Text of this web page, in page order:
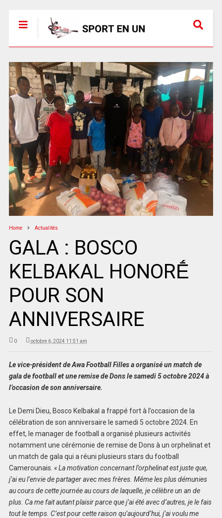
Home Actualités
GALA : BOSCO
KELBAKAL HONORḖ
POUR SON
ANNIVERSAIRE
0 octobre 6, 2024 11:51 am
Le vice-président de Awa Football Filles a organisé un match de
gala de football et une remise de Dons le samedi 5 octobre 2024 à
l’occasion de son anniversaire.
Le Demi Dieu, Bosco Kelbakal a frappé fort à l’occasion de la
célébration de son anniversaire le samedi 5 octobre 2024. En
effet, le manager de football a organisé plusieurs activités
notamment une cérémonie de remise de Dons à un orphelinat et
un match de gala qui a réuni plusieurs stars du football
Camerounais. « La motivation concernant l’orphelinat est juste que,
j’ai eu l’envie de partager avec mes frères. Même les plus démunies
au cours de cette journée au cours de laquelle, je célèbre un an de
plus. Ca me fait autant plaisir parce que j’ai été avec d’autres, je le fais
tout le temps. C’est pour cette raison qu’aujourd’hui, j’ai voulu me